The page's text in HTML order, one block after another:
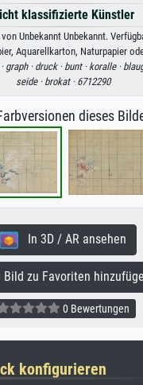
klassifizierte Künstler
Unbekannt Unbekannt.
Aquarellkarton, Naturpapier
graph · druck · bunt · koralle ·
seide · brokat · 6712290
dieses
In 3D / AR ansehen
zu Favoriten
0 Bewertungen
konfigurieren